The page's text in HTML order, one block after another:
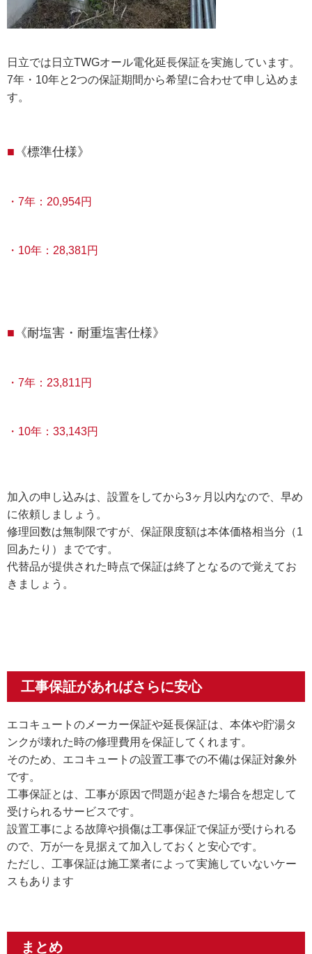
日立では日立TWGオール電化延長保証を実施しています。
7年・10年と2つの保証期間から希望に合わせて申し込めま
す。
《標準仕様》
・7年：20,954円
・10年：28,381円
《耐塩害・耐重塩害仕様》
・7年：23,811円
・10年：33,143円
加入の申し込みは、設置をしてから3ヶ月以内なので、早め
に依頼しましょう。
修理回数は無制限ですが、保証限度額は本体価格相当分（1
回あたり）までです。
代替品が提供された時点で保証は終了となるので覚えてお
きましょう。
工事保証があればさらに安心
エコキュートのメーカー保証や延長保証は、本体や貯湯タ
ンクが壊れた時の修理費用を保証してくれます。
そのため、エコキュートの設置工事での不備は保証対象外
です。
工事保証とは、工事が原因で問題が起きた場合を想定して
受けられるサービスです。
設置工事による故障や損傷は工事保証で保証が受けられる
ので、万が一を見据えて加入しておくと安心です。
ただし、工事保証は施工業者によって実施していないケー
スもあります
まとめ